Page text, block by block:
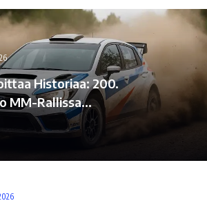
Historiaa: 200.
MM-Rallissa…